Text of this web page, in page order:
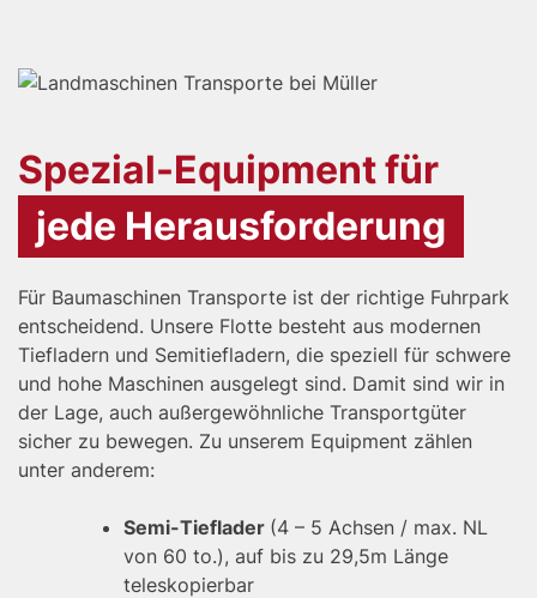
Spezial-Equipment für
jede Herausforderung
Für Baumaschinen Transporte ist der richtige Fuhrpark
entscheidend. Unsere Flotte besteht aus modernen
Tiefladern und Semitiefladern, die speziell für schwere
und hohe Maschinen ausgelegt sind. Damit sind wir in
der Lage, auch außergewöhnliche Transportgüter
sicher zu bewegen. Zu unserem Equipment zählen
unter anderem:
Semi-Tieflader (4 – 5 Achsen / max. NL
von 60 to.), auf bis zu 29,5m Länge
teleskopierbar